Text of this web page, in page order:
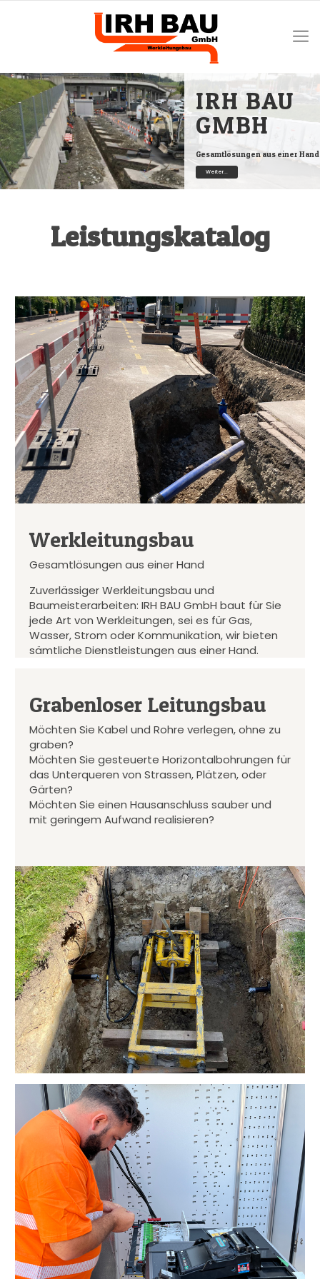
IRH BAU
GMBH
Gesamtlösungen aus einer
Weiter...
Leistungskatalog
Werkleitungsbau
Gesamtlösungen aus einer Hand
Zuverlässiger Werkleitungsbau und
Baumeisterarbeiten: IRH BAU GmbH baut für Sie
jede Art von Werkleitungen, sei es für Gas,
Wasser, Strom oder Kommunikation, wir bieten
sämtliche Dienstleistungen aus einer Hand.
Grabenloser Leitungsbau
Möchten Sie Kabel und Rohre verlegen, ohne zu
graben?
Möchten Sie gesteuerte Horizontalbohrungen für
das Unterqueren von Strassen, Plätzen, oder
Gärten?
Möchten Sie einen Hausanschluss sauber und
mit geringem Aufwand realisieren?